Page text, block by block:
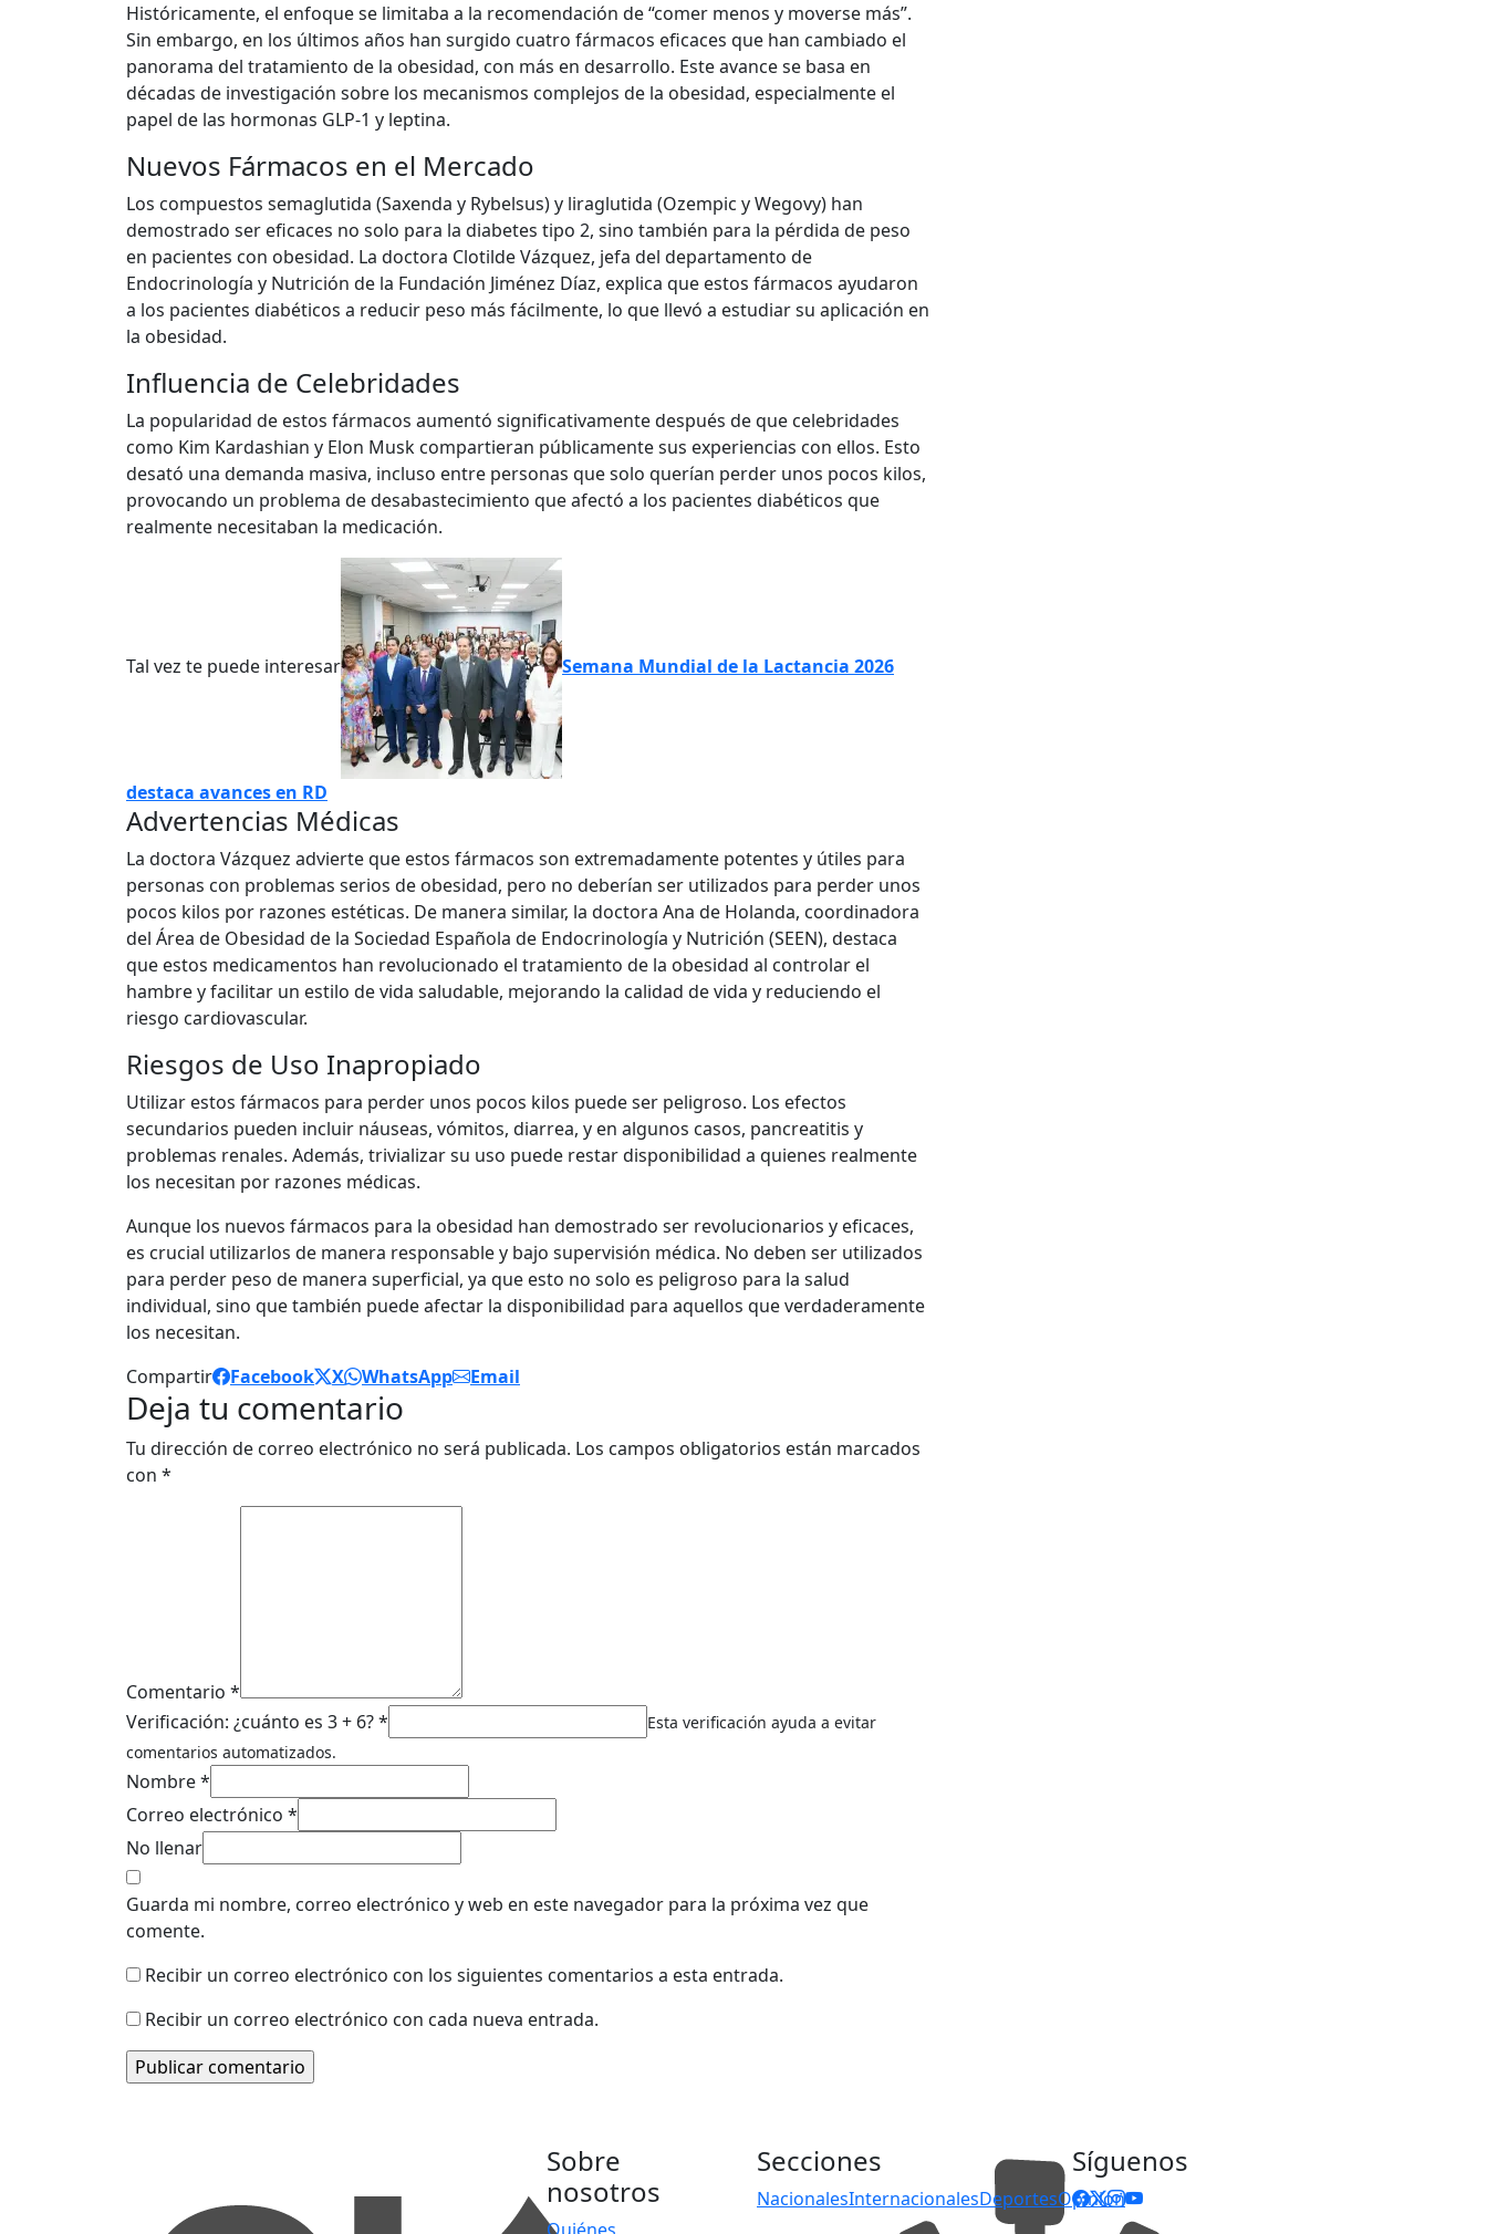
Históricamente, el enfoque se limitaba a la recomendación de “comer menos y moverse más”.
Sin embargo, en los últimos años han surgido cuatro fármacos eficaces que han cambiado el
panorama del tratamiento de la obesidad, con más en desarrollo. Este avance se basa en
décadas de investigación sobre los mecanismos complejos de la obesidad, especialmente el
papel de las hormonas GLP-1 y leptina.
Nuevos Fármacos en el Mercado
Los compuestos semaglutida (Saxenda y Rybelsus) y liraglutida (Ozempic y Wegovy) han
demostrado ser eficaces no solo para la diabetes tipo 2, sino también para la pérdida de peso
en pacientes con obesidad. La doctora Clotilde Vázquez, jefa del departamento de
Endocrinología y Nutrición de la Fundación Jiménez Díaz, explica que estos fármacos ayudaron
a los pacientes diabéticos a reducir peso más fácilmente, lo que llevó a estudiar su aplicación en
la obesidad.
Influencia de Celebridades
La popularidad de estos fármacos aumentó significativamente después de que celebridades
como Kim Kardashian y Elon Musk compartieran públicamente sus experiencias con ellos. Esto
desató una demanda masiva, incluso entre personas que solo querían perder unos pocos kilos,
provocando un problema de desabastecimiento que afectó a los pacientes diabéticos que
realmente necesitaban la medicación.
Tal vez te puede interesar Semana Mundial de la Lactancia 2026
destaca avances en RD
Advertencias Médicas
La doctora Vázquez advierte que estos fármacos son extremadamente potentes y útiles para
personas con problemas serios de obesidad, pero no deberían ser utilizados para perder unos
pocos kilos por razones estéticas. De manera similar, la doctora Ana de Holanda, coordinadora
del Área de Obesidad de la Sociedad Española de Endocrinología y Nutrición (SEEN), destaca
que estos medicamentos han revolucionado el tratamiento de la obesidad al controlar el
hambre y facilitar un estilo de vida saludable, mejorando la calidad de vida y reduciendo el
riesgo cardiovascular.
Riesgos de Uso Inapropiado
Utilizar estos fármacos para perder unos pocos kilos puede ser peligroso. Los efectos
secundarios pueden incluir náuseas, vómitos, diarrea, y en algunos casos, pancreatitis y
problemas renales. Además, trivializar su uso puede restar disponibilidad a quienes realmente
los necesitan por razones médicas.
Aunque los nuevos fármacos para la obesidad han demostrado ser revolucionarios y eficaces,
es crucial utilizarlos de manera responsable y bajo supervisión médica. No deben ser utilizados
para perder peso de manera superficial, ya que esto no solo es peligroso para la salud
individual, sino que también puede afectar la disponibilidad para aquellos que verdaderamente
los necesitan.
Compartir
Facebook X WhatsApp Email
Deja tu comentario
Tu dirección de correo electrónico no será publicada. Los campos obligatorios están marcados
con *
Comentario *
Verificación: ¿cuánto es 3 + 6? *
Esta verificación ayuda a evitar
comentarios automatizados.
Nombre *
Correo electrónico *
No llenar
Guarda mi nombre, correo electrónico y web en este navegador para la próxima vez que
comente.
Recibir un correo electrónico con los siguientes comentarios a esta entrada.
Recibir un correo electrónico con cada nueva entrada.
Sobre
nosotros
Secciones
NacionalesInternacionalesDeportesOpinión
Síguenos